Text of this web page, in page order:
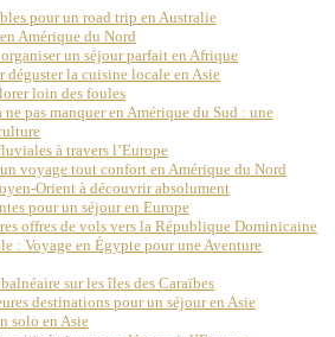
pour un road trip en Australie
Amérique du Nord
un séjour parfait en Afrique
déguster la cuisine locale en Asie
loin des foules
pas manquer en Amérique du Sud : une
à travers l’Europe
voyage tout confort en Amérique du Nord
Orient à découvrir absolument
pour un séjour en Europe
offres de vols vers la République Dominicaine
: Voyage en Égypte pour une Aventure
sur les îles des Caraïbes
destinations pour un séjour en Asie
solo en Asie